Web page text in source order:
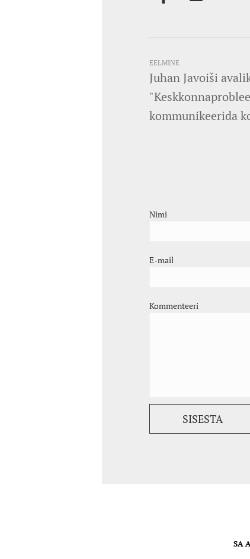
EELMINE
Juhan Javoiši
kommunikeerida
Nimi
E-mail
Kommenteeri
SA